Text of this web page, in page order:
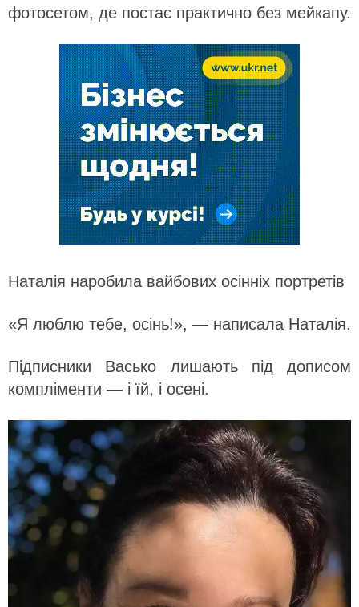
фотосетом, де постає практично без мейкапу.
Наталія наробила вайбових осінніх портретів
«Я люблю тебе, осінь!», — написала Наталія.
Підписники Васько лишають під дописом
компліменти — і їй, і осені.